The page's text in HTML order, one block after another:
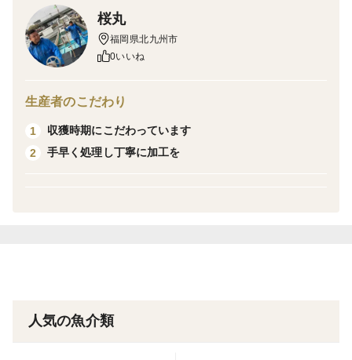
足1本ずつにカットしています大きさにバラつきがあり
ます
生きているたこを直ぐ処理し、新鮮なたこなのでボイル
足1本ずつカットし、超低温冷凍でバラバラでの冷凍
必要な量が取りやすくて便利です
足の欠損、傷等が混ざっている事があります
げ、ガーリック炒め、アヒージョ等など
桜丸
福岡県北九州市
0いいね
生産者のこだわり
1
収獲時期にこだわっています
2
手早く処理し丁寧に加工を
人気の魚介類